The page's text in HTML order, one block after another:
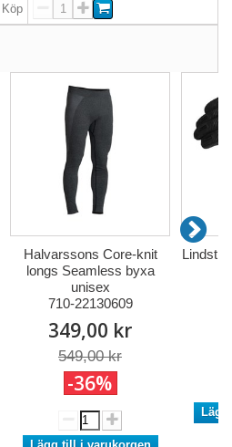
Köp
Halvarssons Core-knit
longs Seamless byxa
unisex
710-22130609
349,00 kr
549,00 kr
-36%